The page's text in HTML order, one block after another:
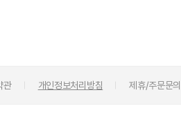
관 개인정보처리방침 제휴/주문문의